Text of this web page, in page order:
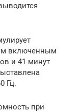
включенным
и 41 минут
Гц.
при